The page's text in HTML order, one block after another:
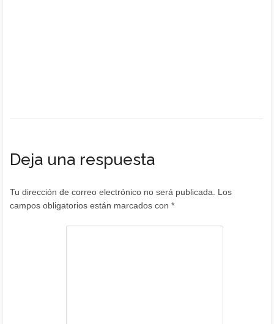
Deja una respuesta
Tu dirección de correo electrónico no será publicada.
Los
campos obligatorios están marcados con*